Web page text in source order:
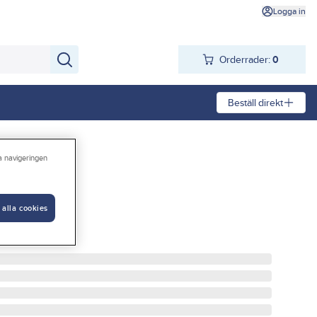
Logga in
Orderrader: 0
Beställ direkt
navigeringen
alla cookies